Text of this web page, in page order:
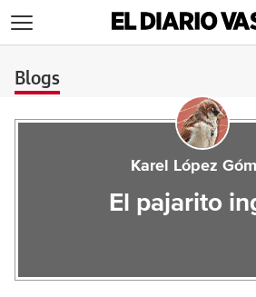
Blogs
Karel López
El pajarito